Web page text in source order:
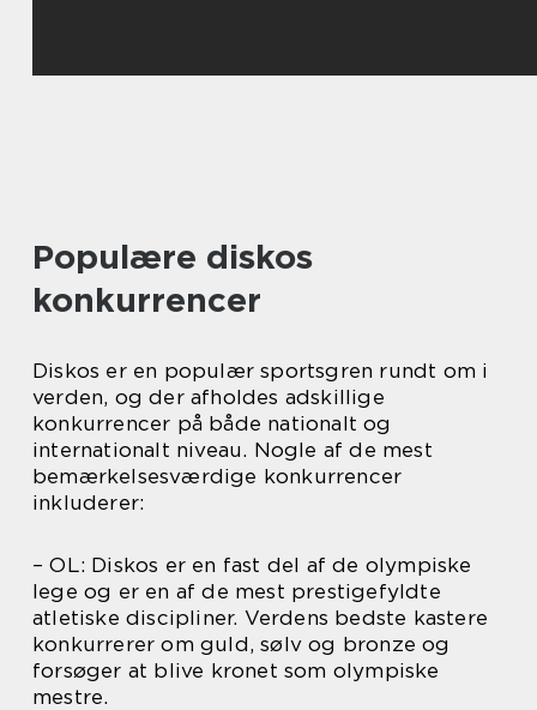
Populære diskos
konkurrencer
Diskos er en populær sportsgren rundt om i
verden, og der afholdes adskillige
konkurrencer på både nationalt og
internationalt niveau. Nogle af de mest
bemærkelsesværdige konkurrencer
inkluderer:
– OL: Diskos er en fast del af de olympiske
lege og er en af de mest prestigefyldte
atletiske discipliner. Verdens bedste kastere
konkurrerer om guld, sølv og bronze og
forsøger at blive kronet som olympiske
mestre.